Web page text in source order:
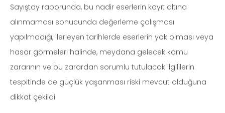
Sayıştay raporunda, bu nadir eserlerin kayıt altına
alınmaması sonucunda değerleme çalışması
yapılmadığı, ilerleyen tarihlerde eserlerin yok olması veya
hasar görmeleri halinde, meydana gelecek kamu
zararının ve bu zarardan sorumlu tutulacak ilgililerin
tespitinde de güçlük yaşanması riski mevcut olduğuna
dikkat çekildi.